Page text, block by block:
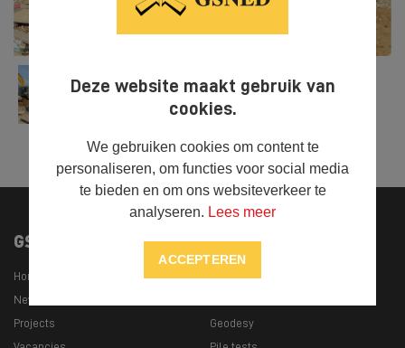
Deze website maakt gebruik van
cookies.
We gebruiken cookies om content te
personaliseren, om functies voor social media
te bieden en om ons websiteverkeer te
analyseren. Lees meer
ACCEPTEREN
GSNED
Home
News
Projects
Our specializations
Civil Engineering
Geodesy